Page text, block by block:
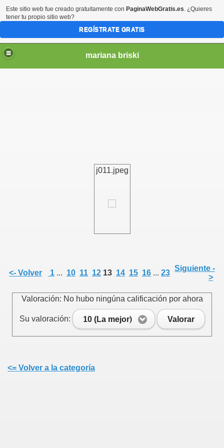
mariana briski
j011.jpeg
<- Volver 1 ... 10 11 12 13 14 15 16 ... 23
Siguiente -
>
Valoración: No hubo ningúna calificación por ahora
Su valoración: 10 (La mejor) Valorar
<= Volver a la categoría
Este sitio web fue creado gratuitamente con PaginaWebGratis.es. ¿Quieres
tener tu propio sitio web?
REGÍSTRATE GRATIS